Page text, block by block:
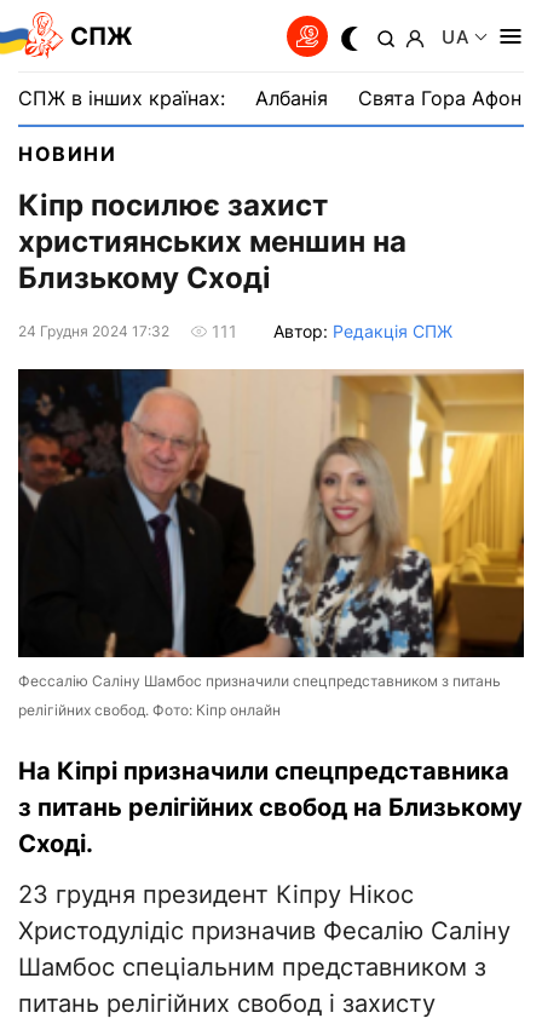
СПЖ UA
СПЖ в інших країнах: Албанія Свята Гора Афон
НОВИНИ
Кіпр посилює захист
християнських меншин на
Близькому Сході
24 Грудня 2024 17:32 111 Автор: Редакція СПЖ
Фессалію Саліну Шамбос призначили спецпредставником з питань
релігійних свобод. Фото: Кіпр онлайн
На Кіпрі призначили спецпредставника
з питань релігійних свобод на Близькому
Сході.
23 грудня президент Кіпру Нікос
Христодулідіс призначив Фесалію Саліну
Шамбос спеціальним представником з
питань релігійних свобод і захисту